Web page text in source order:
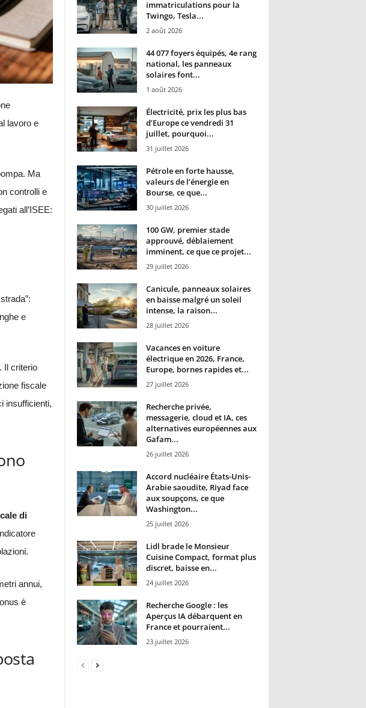
lavoro e
Ma
controlli e
all’ISEE:
e
Il criterio
fiscale
insufficienti,
di
annui,
è
immatriculations pour la
Twingo, Tesla...
2 août 2026
44 077 foyers équipés, 4e rang
national, les panneaux
solaires font...
1 août 2026
Électricité, prix les plus bas
d’Europe ce vendredi 31
juillet, pourquoi...
31 juillet 2026
Pétrole en forte hausse,
valeurs de l’énergie en
Bourse, ce que...
30 juillet 2026
100 GW, premier stade
approuvé, déblaiement
imminent, ce que ce projet...
29 juillet 2026
Canicule, panneaux solaires
en baisse malgré un soleil
intense, la raison...
28 juillet 2026
Vacances en voiture
électrique en 2026, France,
Europe, bornes rapides et...
27 juillet 2026
Recherche privée,
messagerie, cloud et IA, ces
alternatives européennes aux
Gafam...
26 juillet 2026
Accord nucléaire États-Unis-
Arabie saoudite, Riyad face
aux soupçons, ce que
Washington...
25 juillet 2026
Lidl brade le Monsieur
Cuisine Compact, format plus
discret, baisse en...
24 juillet 2026
Recherche Google : les
Aperçus IA débarquent en
France et pourraient...
23 juillet 2026